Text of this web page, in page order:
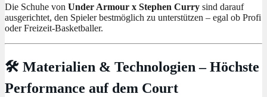
Die Schuhe von Under Armour x Stephen Curry sind darauf
ausgerichtet, den Spieler bestmöglich zu unterstützen – egal ob Profi
oder Freizeit-Basketballer.
🛠️ Materialien & Technologien – Höchste
Performance auf dem Court